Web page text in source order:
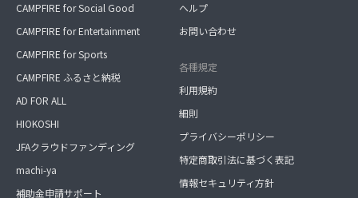
CAMPFIRE for Social Good
CAMPFIRE for Entertainment
CAMPFIRE for Sports
CAMPFIRE ふるさと納税
AD FOR ALL
HIOKOSHI
JFAクラウドファンディング
machi-ya
補助金申請サポート
ヘルプ
お問い合わせ
各種規定
利用規約
細則
プライバシーポリシー
特定商取引法に基づく表記
情報セキュリティ方針